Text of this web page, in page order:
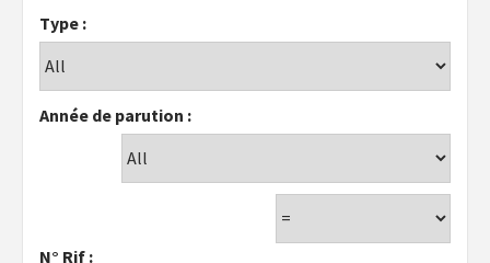
Type :
Année de parution :
N° Rif :